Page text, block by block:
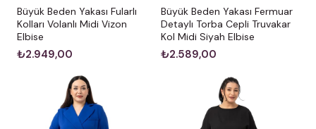
Büyük Beden Yakası Fularlı
Kolları Volanlı Midi Vizon
Elbise
₺2.949,00
Büyük Beden Yakası Fermuar
Detaylı Torba Cepli Truvakar
Kol Midi Siyah Elbise
₺2.589,00